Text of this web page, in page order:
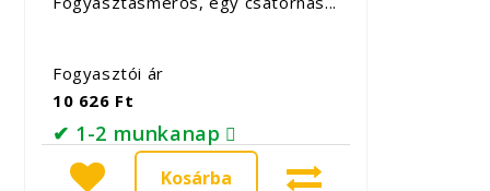
Fogyasztói ár
10 626 Ft
✔ 1-2 munkanap
Kosárba